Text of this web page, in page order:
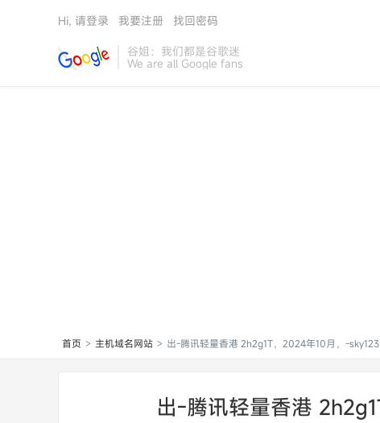
谷姐：我们都是谷歌迷
We are all Google fans
Hi, 请登录 我要注册 找回密码
首页 > 主机域名网站 > 出-腾讯轻量香港 2h2g1T，2024年10月，-sky123
出-腾讯轻量香港